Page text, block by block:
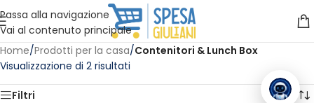
Passa alla navigazione
Vai al contenuto principale
Vuoi assistenza?Clicca qui e ti richiamiamo noi
Home/Prodotti per la casa/Contenitori & Lunch Box
Visualizzazione di 2 risultati
Filtri